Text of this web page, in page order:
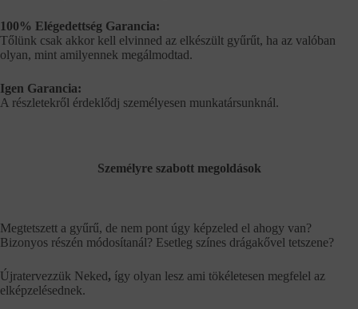
100% Elégedettség Garancia:
Tőlünk csak akkor kell elvinned az elkészült gyűrűt, ha az valóban
olyan, mint amilyennek megálmodtad.
Igen Garancia:
A részletekről érdeklődj személyesen munkatársunknál.
Személyre szabott megoldások
Megtetszett a gyűrű, de nem pont úgy képzeled el ahogy van?
Bizonyos részén módosítanál? Esetleg színes drágakővel tetszene?
Újratervezzük Neked, így olyan lesz ami tökéletesen megfelel az
elképzelésednek.